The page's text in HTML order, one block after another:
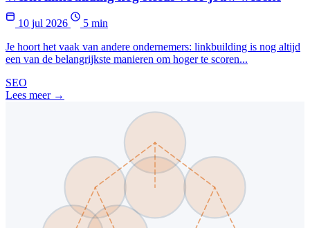
10 jul 2026
5 min
Je hoort het vaak van andere ondernemers: linkbuilding is nog altijd
een van de belangrijkste manieren om hoger te scoren...
SEO
Lees meer →